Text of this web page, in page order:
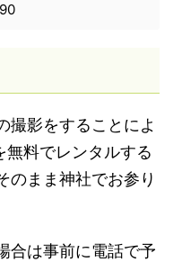
撮影をすることによ
無料でレンタルする
のまま神社でお参り
合は事前に電話で予